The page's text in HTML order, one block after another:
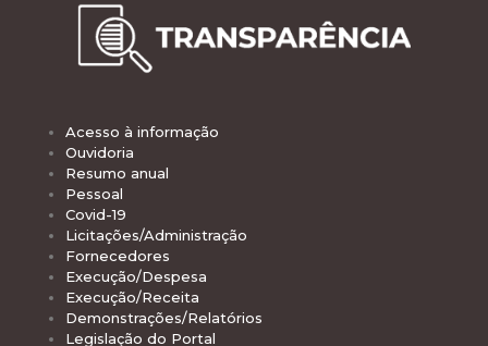
Acesso à informação
Ouvidoria
Resumo anual
Pessoal
Covid-19
Licitações/Administração
Fornecedores
Execução/Despesa
Execução/Receita
Demonstrações/Relatórios
Legislação do Portal